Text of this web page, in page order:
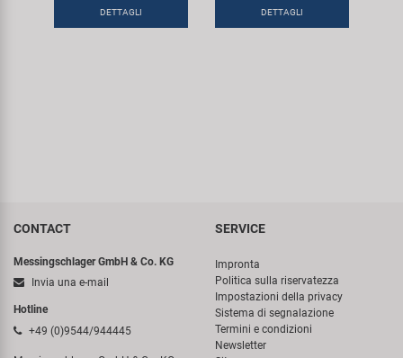
DETTAGLI DETTAGLI
CONTACT
Messingschlager GmbH & Co. KG
Invia una e-mail
Hotline
+49 (0)9544/944445
SERVICE
Impronta
Politica sulla riservatezza
Impostazioni della privacy
Sistema di segnalazione
Termini e condizioni
Newsletter